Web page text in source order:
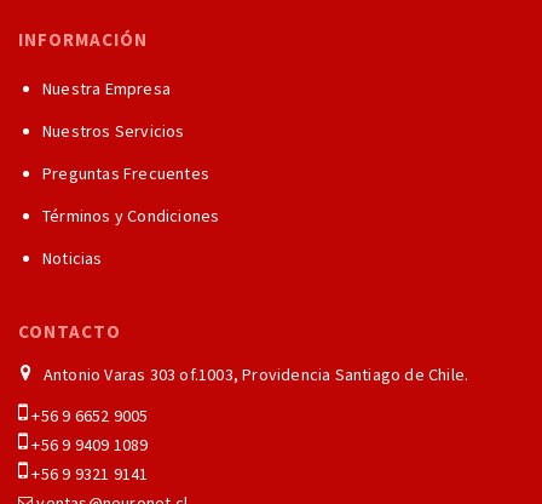
INFORMACIÓN
Nuestra Empresa
Nuestros Servicios
Preguntas Frecuentes
Términos y Condiciones
Noticias
CONTACTO
Antonio Varas 303 of.1003, Providencia Santiago de Chile.
+56 9 6652 9005
+56 9 9409 1089
+56 9 9321 9141